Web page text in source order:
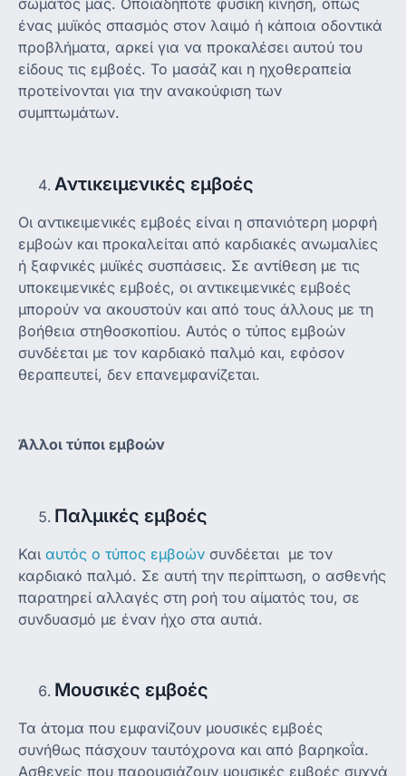
σώματός μας. Οποιαδήποτε φυσική κίνηση, όπως
ένας μυϊκός σπασμός στον λαιμό ή κάποια οδοντικά
προβλήματα, αρκεί για να προκαλέσει αυτού του
είδους τις εμβοές. Το μασάζ και η ηχοθεραπεία
προτείνονται για την ανακούφιση των
συμπτωμάτων.
Αντικειμενικές εμβοές
Οι αντικειμενικές εμβοές είναι η σπανιότερη μορφή
εμβοών και προκαλείται από καρδιακές ανωμαλίες
ή ξαφνικές μυϊκές συσπάσεις. Σε αντίθεση με τις
υποκειμενικές εμβοές, οι αντικειμενικές εμβοές
μπορούν να ακουστούν και από τους άλλους με τη
βοήθεια στηθοσκοπίου. Αυτός ο τύπος εμβοών
συνδέεται με τον καρδιακό παλμό και, εφόσον
θεραπευτεί, δεν επανεμφανίζεται.
Άλλοι τύποι εμβοών
Παλμικές εμβοές
Και αυτός ο τύπος εμβοών συνδέεται με τον
καρδιακό παλμό. Σε αυτή την περίπτωση, ο ασθενής
παρατηρεί αλλαγές στη ροή του αίματός του, σε
συνδυασμό με έναν ήχο στα αυτιά.
Μουσικές εμβοές
Τα άτομα που εμφανίζουν μουσικές εμβοές
συνήθως πάσχουν ταυτόχρονα και από βαρηκοΐα.
Ασθενείς που παρουσιάζουν μουσικές εμβοές συχνά